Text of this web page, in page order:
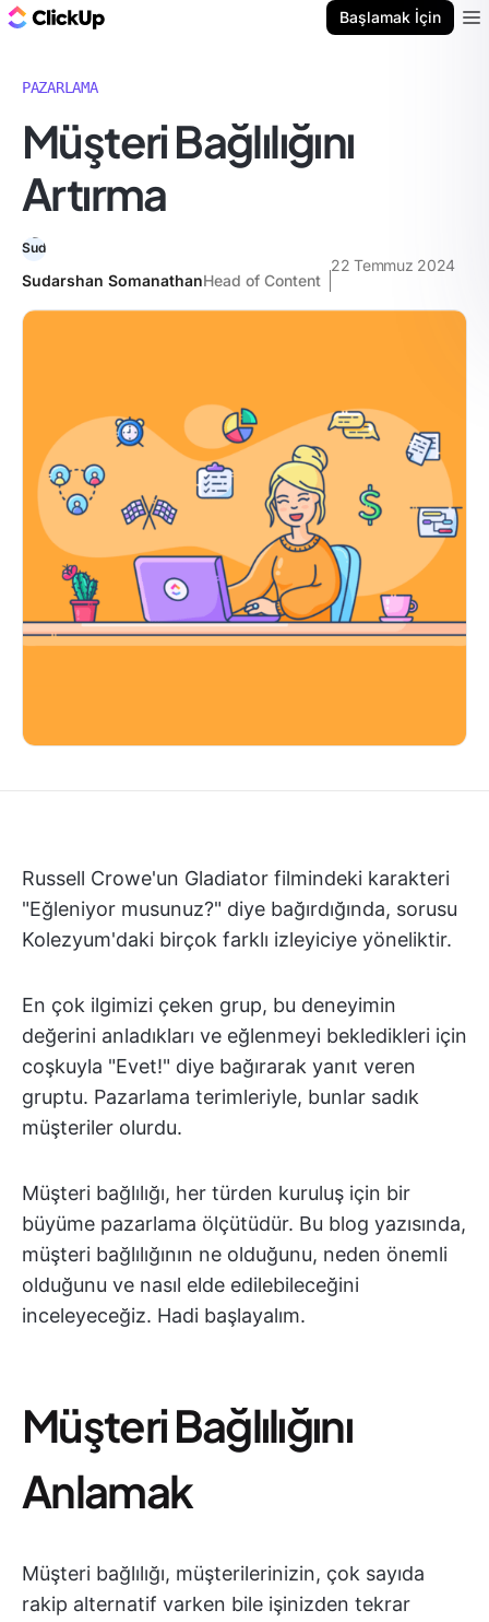
Başlamak İçin
PAZARLAMA
Müşteri Bağlılığını
Artırma
Sudarshan SomanathanHead of Content
22 Temmuz 2024
Russell Crowe'un Gladiator filmindeki karakteri
"Eğleniyor musunuz?" diye bağırdığında, sorusu
Kolezyum'daki birçok farklı izleyiciye yöneliktir.
En çok ilgimizi çeken grup, bu deneyimin
değerini anladıkları ve eğlenmeyi bekledikleri için
coşkuyla "Evet!" diye bağırarak yanıt veren
gruptu. Pazarlama terimleriyle, bunlar sadık
müşteriler olurdu.
Müşteri bağlılığı, her türden kuruluş için bir
büyüme pazarlama ölçütüdür. Bu blog yazısında,
müşteri bağlılığının ne olduğunu, neden önemli
olduğunu ve nasıl elde edilebileceğini
inceleyeceğiz. Hadi başlayalım.
Müşteri Bağlılığını
Anlamak
Müşteri bağlılığı, müşterilerinizin, çok sayıda
rakip alternatif varken bile işinizden tekrar